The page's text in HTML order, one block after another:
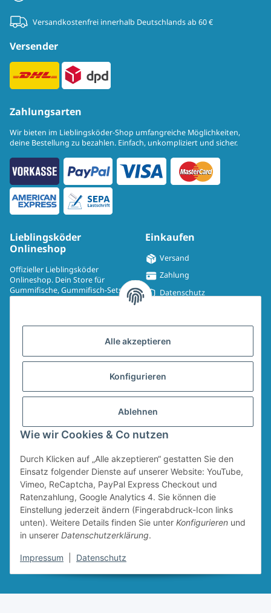
Alle akzeptieren
Konfigurieren
Ablehnen
Wie wir Cookies & Co nutzen
Durch Klicken auf „Alle akzeptieren“ gestatten Sie den
Einsatz folgender Dienste auf unserer Website: YouTube,
Vimeo, ReCaptcha, PayPal Express Checkout und
Ratenzahlung, Google Analytics 4. Sie können die
Einstellung jederzeit ändern (Fingerabdruck-Icon links
unten). Weitere Details finden Sie unter Konfigurieren und
in unserer Datenschutzerklärung.
Impressum Datenschutz
Versandkostenfrei innerhalb Deutschlands ab 60 €
Versender
Zahlungsarten
Wir bieten im Lieblingsköder-Shop umfangreiche Möglichkeiten,
deine Bestellung zu bezahlen. Einfach, unkompliziert und sicher.
Lieblingsköder
Onlineshop
Offizieller Lieblingsköder
Onlineshop. Dein Store für
Gummifische, Gummifisch-Sets,
Einkaufen
Versand
Zahlung
Datenschutz
Widerrufsrecht
AGB
Sitemap
Widerrufsformular
Vertrag widerrufen
* Alle Preise inkl. gesetzlicher USt., zzgl.Versand
Für den Versand von Ruten und Keschern wird ein Sperrgutzuschlag in Höhe
von 4,95 € erhoben. Dieser Zuschlag fällt unabhängig vom Warenwert an.